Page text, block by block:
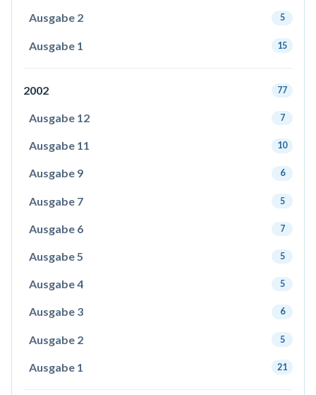
Ausgabe 2 5
Ausgabe 1 15
2002 77
Ausgabe 12 7
Ausgabe 11 10
Ausgabe 9 6
Ausgabe 7 5
Ausgabe 6 7
Ausgabe 5 5
Ausgabe 4 5
Ausgabe 3 6
Ausgabe 2 5
Ausgabe 1 21